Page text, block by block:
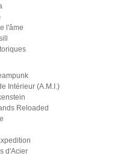
l'âme
Intérieur (A.M.I.)
Reloaded
d'Acier